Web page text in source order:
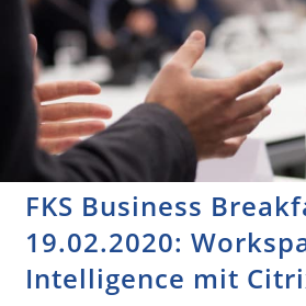
FKS Business
19.02.2020:
Intelligence mit